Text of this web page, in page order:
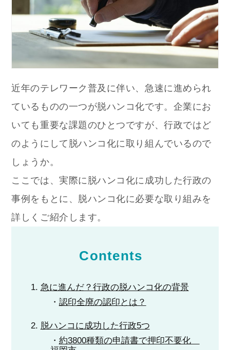
近年のテレワーク普及に伴い、急速に進められ
ているものの一つが脱ハンコ化です。企業にお
いても重要な課題のひとつですが、行政ではど
のようにして脱ハンコ化に取り組んでいるので
しょうか。
ここでは、実際に脱ハンコ化に成功した行政の
事例をもとに、脱ハンコ化に必要な取り組みを
詳しくご紹介します。
Contents
急に進んだ？行政の脱ハンコ化の背景
認印全廃の認印とは？
脱ハンコに成功した行政5つ
約3800種類の申請書で押印不要化